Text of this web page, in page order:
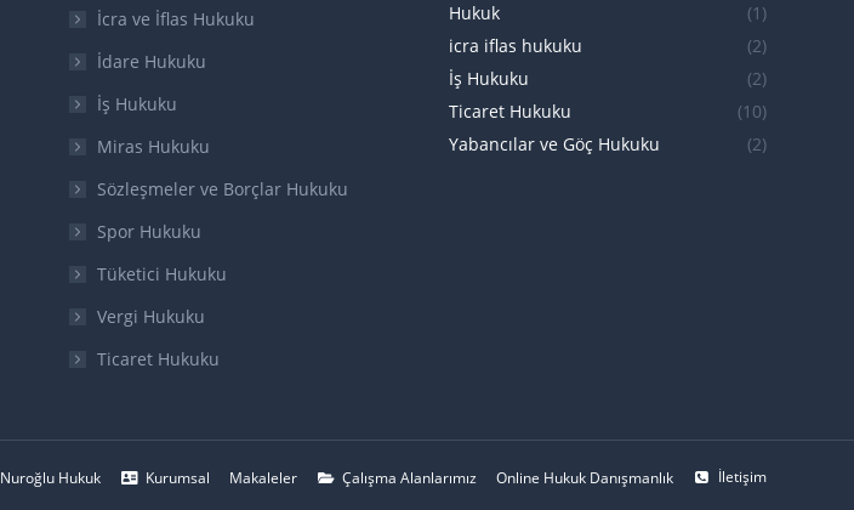
İcra ve İflas Hukuku
İdare Hukuku
İş Hukuku
Miras Hukuku
Sözleşmeler ve Borçlar Hukuku
Spor Hukuku
Tüketici Hukuku
Vergi Hukuku
Ticaret Hukuku
Hukuk
(1)
icra iflas hukuku
(2)
İş Hukuku
(2)
Ticaret Hukuku
(10)
Yabancılar ve Göç Hukuku
(2)
Nuroğlu Hukuk Kurumsal Makaleler Çalışma Alanlarımız Online Hukuk Danışmanlık İletişim